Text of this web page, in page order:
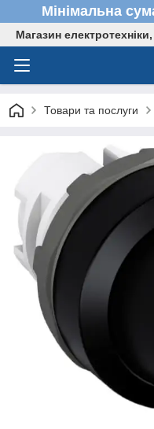
Мінімальна
Магазин електротехніки,
Товари та послуги